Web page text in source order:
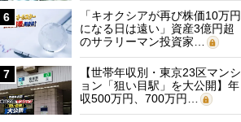
6
「キオクシアが再び株価10万円
になる日は遠い」資産3億円超
のサラリーマン投資家…
7
【世帯年収別・東京23区マンシ
ョン「狙い目駅」を大公開】年
収500万円、700万円…